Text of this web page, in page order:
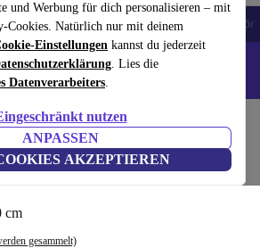
und Werbung für dich personalisieren – mit
Cookies. Natürlich nur mit deinem
Einstellungen kannst du jederzeit
. Lies die
Datenverarbeiters.
nutzen
ANPASSEN
AKZEPTIEREN
Laptops Tablets Smartwatches Zubehör
und Google-Smartphones - Code:
Babyspielzeug
Faltbare Baby-
cm
gesammelt)